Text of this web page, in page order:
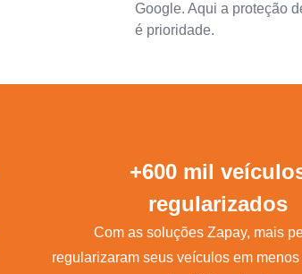
Google. Aqui a proteção
é prioridade.
+600 mil
regularizados
Com as soluções Zapay, mais
regularizaram seus veículos em